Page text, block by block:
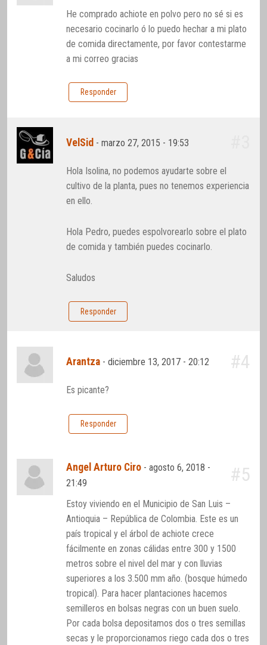
He comprado achiote en polvo pero no sé si es
necesario cocinarlo ó lo puedo hechar a mi plato
de comida directamente, por favor contestarme
a mi correo gracias
Responder
VelSid -marzo 27, 2015 - 19:53
Hola Isolina, no podemos ayudarte sobre el
cultivo de la planta, pues no tenemos experiencia
en ello.
Hola Pedro, puedes espolvorearlo sobre el plato
de comida y también puedes cocinarlo.
Saludos
Responder
Arantza -diciembre 13, 2017 - 20:12 #4
Es picante?
Responder
Angel Arturo Ciro -agosto 6, 2018 -
21:49
#5
Estoy viviendo en el Municipio de San Luis –
Antioquia – República de Colombia. Este es un
país tropical y el árbol de achiote crece
fácilmente en zonas cálidas entre 300 y 1500
metros sobre el nivel del mar y con lluvias
superiores a los 3.500 mm año. (bosque húmedo
tropical). Para hacer plantaciones hacemos
semilleros en bolsas negras con un buen suelo.
Por cada bolsa depositamos dos o tres semillas
secas y le proporcionamos riego cada dos o tres